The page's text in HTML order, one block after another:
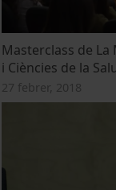
Masterclass de
i Ciències de la
27 febrer, 2018